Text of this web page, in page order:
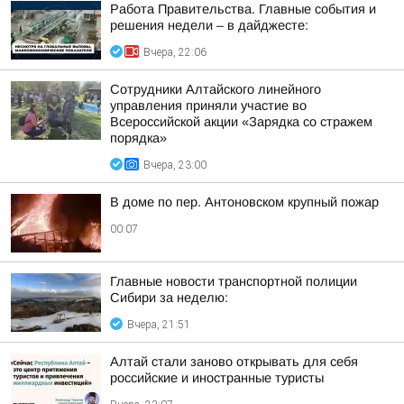
Работа Правительства. Главные события и
решения недели – в дайджесте:
Вчера, 22:06
Сотрудники Алтайского линейного
управления приняли участие во
Всероссийской акции «Зарядка со стражем
порядка»
Вчера, 23:00
В доме по пер. Антоновском крупный пожар
00:07
Главные новости транспортной полиции
Сибири за неделю:
Вчера, 21:51
Алтай стали заново открывать для себя
российские и иностранные туристы